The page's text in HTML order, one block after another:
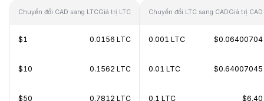
Chuyển đổi CAD sang LTCGiá trị LTC
$1 0.0156 LTC
$10 0.1562 LTC
$50 0.7812 LTC
Chuyển đổi LTC sang CADGiá trị CAD
0.001 LTC $0.06400704
0.01 LTC $0.64007045
0.1 LTC $6.40